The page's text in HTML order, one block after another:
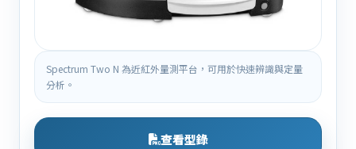
Spectrum Two N 為近紅外量測平台，可用於快速辨識與定量
分析。
查看型錄